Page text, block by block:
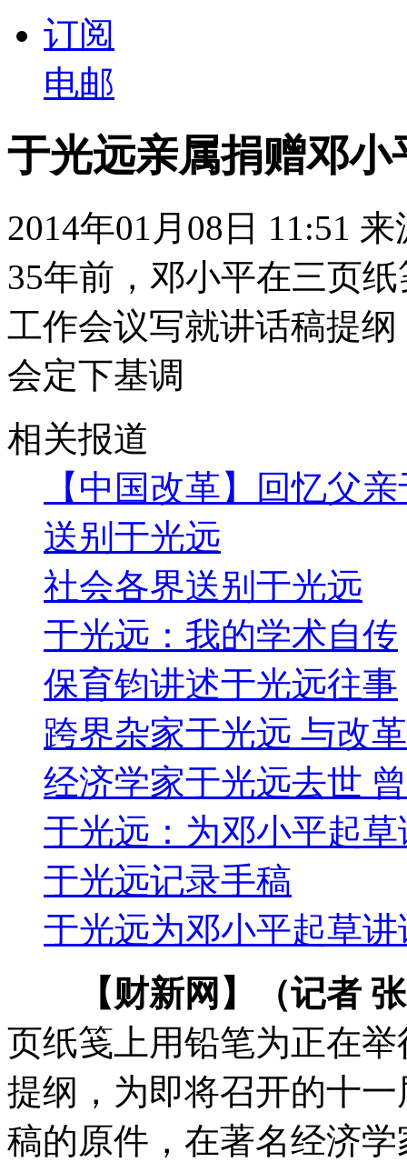
订阅
电邮
于光远亲属捐赠邓
2014年01月08日 11:51
35年前，邓小平在三页
工作会议写就讲话稿提
会定下基调
相关报道
【中国改革】回忆父
送别于光远
社会各界送别于光远
于光远：我的学术自传
保育钧讲述于光远往事
跨界杂家于光远 与改
经济学家于光远去世
于光远：为邓小平起
于光远记录手稿
于光远为邓小平起草
【财新网】（记者
页纸笺上用铅笔为正在
提纲，为即将召开的十
稿的原件，在著名经济